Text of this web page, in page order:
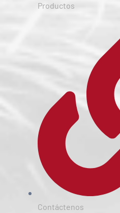
Productos
Contáctenos